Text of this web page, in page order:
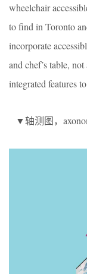
wheelchair
to find in Toronto
incorporate
and chef’s table,
integrated features
▼轴测图，